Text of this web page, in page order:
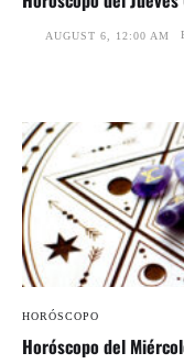
AUGUST 6, 12:00 AM
HORÓSCOPO
Horóscopo del